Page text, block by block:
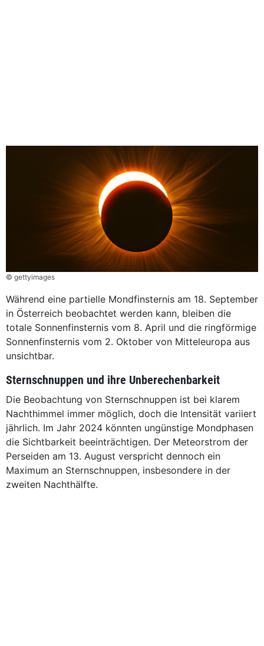
© gettyimages
Während eine partielle Mondfinsternis am 18. September
in Österreich beobachtet werden kann, bleiben die
totale Sonnenfinsternis vom 8. April und die ringförmige
Sonnenfinsternis vom 2. Oktober von Mitteleuropa aus
unsichtbar.
Sternschnuppen und ihre Unberechenbarkeit
Die Beobachtung von Sternschnuppen ist bei klarem
Nachthimmel immer möglich, doch die Intensität variiert
jährlich. Im Jahr 2024 könnten ungünstige Mondphasen
die Sichtbarkeit beeinträchtigen. Der Meteorstrom der
Perseiden am 13. August verspricht dennoch ein
Maximum an Sternschnuppen, insbesondere in der
zweiten Nachthälfte.